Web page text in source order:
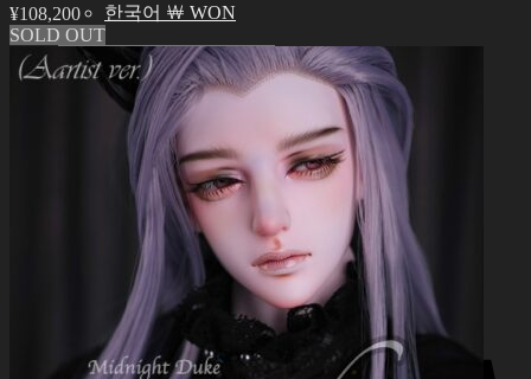
한국어 ￦ WON
索
お買い物カゴに商品がありません。
お買い物カゴ
お買い物カゴに商品がありません。
¥108,200
SOLD OUT